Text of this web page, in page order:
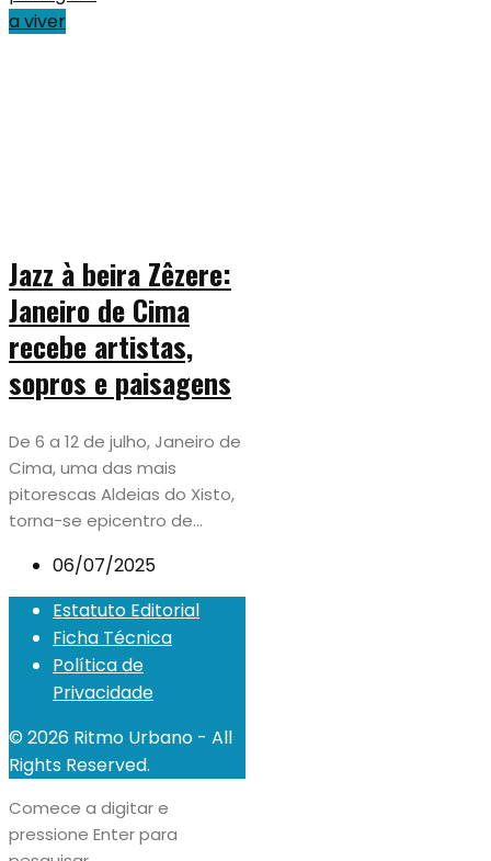
a viver
Jazz à beira Zêzere:
Janeiro de Cima
recebe artistas,
sopros e paisagens
De 6 a 12 de julho, Janeiro de
Cima, uma das mais
pitorescas Aldeias do Xisto,
torna-se epicentro de...
06/07/2025
Estatuto Editorial
Ficha Técnica
Política de
Privacidade
© 2026 Ritmo Urbano - All
Rights Reserved.
Comece a digitar e
pressione Enter para